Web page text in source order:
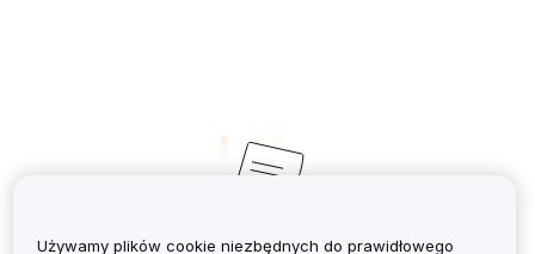
Używamy plików cookie niezbędnych do prawidłowego